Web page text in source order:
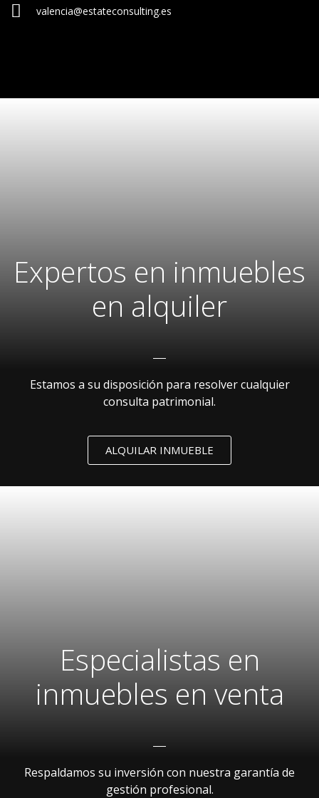
valencia@estateconsulting.es
Expertos en inmuebles
en alquiler
Estamos a su disposición para resolver cualquier
consulta patrimonial.
ALQUILAR INMUEBLE
Especialistas en
inmuebles en venta
Respaldamos su inversión con nuestra garantía de
gestión profesional.